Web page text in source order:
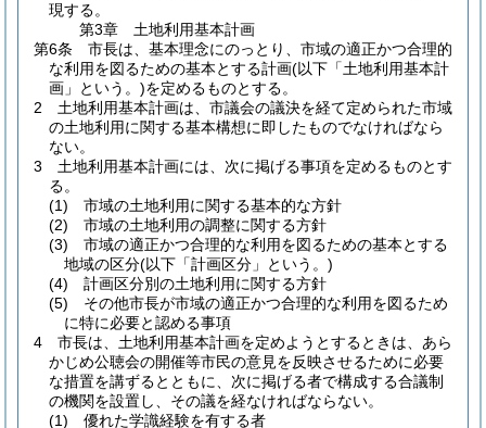
現する。
第3章
土地利用基本計画
第6条
市長は、基本理念にのっとり、市域の適正かつ合理的
な利用を図るための基本とする計画(以下「土地利用基本計
画」という。)を定めるものとする。
2
土地利用基本計画は、市議会の議決を経て定められた市域
の土地利用に関する基本構想に即したものでなければなら
ない。
3
土地利用基本計画には、次に掲げる事項を定めるものとす
る。
(1)
市域の土地利用に関する基本的な方針
(2)
市域の土地利用の調整に関する方針
(3)
市域の適正かつ合理的な利用を図るための基本とする
地域の区分(以下「計画区分」という。)
(4)
計画区分別の土地利用に関する方針
(5)
その他市長が市域の適正かつ合理的な利用を図るため
に特に必要と認める事項
4
市長は、土地利用基本計画を定めようとするときは、あら
かじめ公聴会の開催等市民の意見を反映させるために必要
な措置を講ずるとともに、次に掲げる者で構成する合議制
の機関を設置し、その議を経なければならない。
(1)
優れた学識経験を有する者